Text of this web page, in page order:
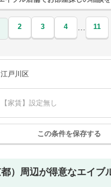
2 3 4 … 11
江戸川区
【家賃】設定無し
この条件を保存する
）
周辺が得意なエイブ